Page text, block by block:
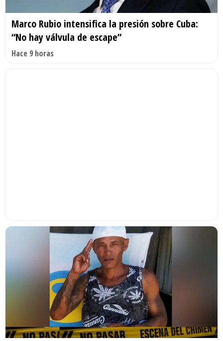
Marco Rubio intensifica la presión sobre Cuba:
“No hay válvula de escape”
Hace 9 horas